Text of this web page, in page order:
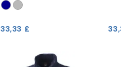
33,33 £